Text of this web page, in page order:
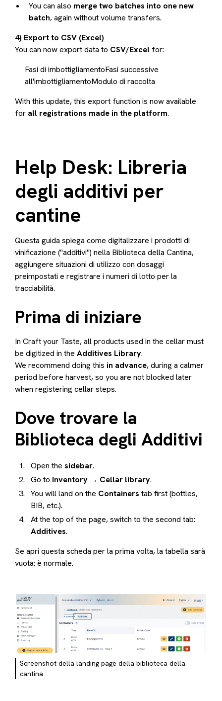
You can also merge two batches into one new
batch, again without volume transfers.
4) Export to CSV (Excel)
You can now export data to CSV/Excel for:
Fasi di imbottigliamentoFasi successive
all'imbottigliamentoModulo di raccolta
With this update, this export function is now available
for all registrations made in the platform.
Help Desk: Libreria
degli additivi per
cantine
Questa guida spiega come digitalizzare i prodotti di
vinificazione ("additivi") nella Biblioteca della Cantina,
aggiungere situazioni di utilizzo con dosaggi
preimpostati e registrare i numeri di lotto per la
tracciabilità.
Prima di iniziare
In Craft your Taste, all products used in the cellar must
be digitized in the Additives Library.
We recommend doing this in advance, during a calmer
period before harvest, so you are not blocked later
when registering cellar steps.
Dove trovare la
Biblioteca degli Additivi
Open the sidebar.
Go to Inventory → Cellar library.
You will land on the Containers tab first (bottles,
BIB, etc.).
At the top of the page, switch to the second tab:
Additives.
Se apri questa scheda per la prima volta, la tabella sarà
vuota: è normale.
Screenshot della landing page della biblioteca della
cantina